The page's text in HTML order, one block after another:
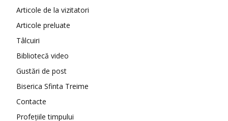
Articole de la vizitatori
Articole preluate
Tâlcuiri
Bibliotecă video
Gustări de post
Biserica Sfinta Treime
Contacte
Profețiile timpului